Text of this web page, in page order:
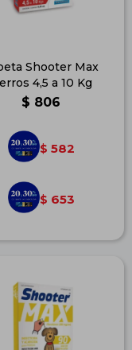
Shooter Max
4,5 a 10 Kg
$ 806
$ 582
$ 653